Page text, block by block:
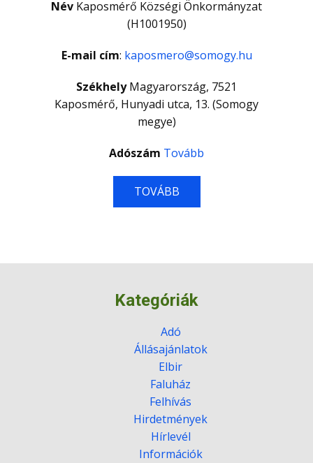
Név Kaposmérő Községi Önkormányzat
(H1001950)
E-mail cím: kaposmero@somogy.hu
SzékhelyMagyarország, 7521
Kaposmérő, Hunyadi utca, 13. (Somogy
megye)
Adószám Tovább
TOVÁBB
Kategóriák
Adó
Állásajánlatok
Elbir
Faluház
Felhívás
Hirdetmények
Hírlevél
Információk